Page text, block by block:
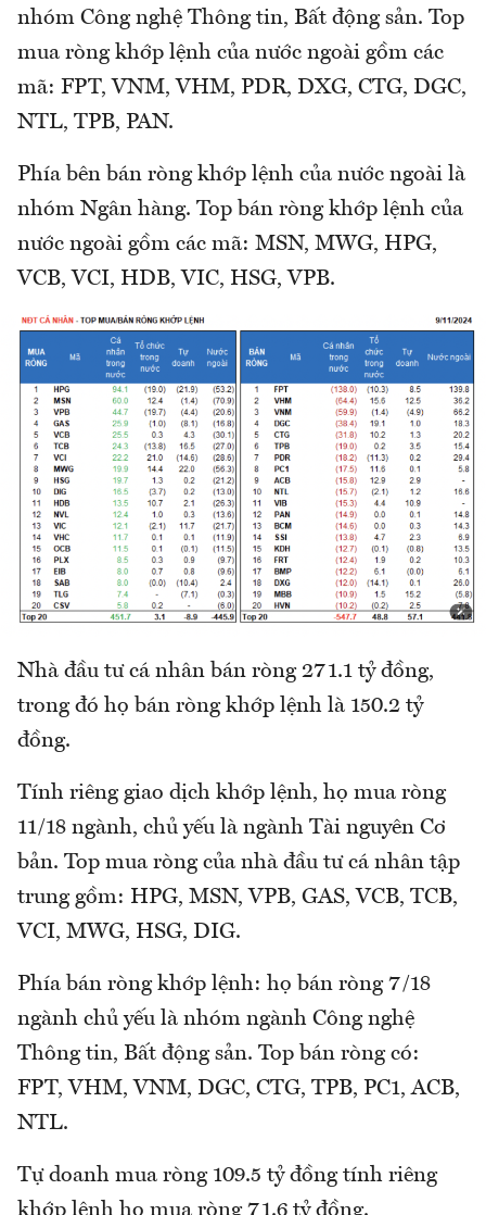
nhóm Công nghệ Thông tin, Bất động sản. Top
mua ròng khớp lệnh của nước ngoài gồm các
mã: FPT, VNM, VHM, PDR, DXG, CTG, DGC,
NTL, TPB, PAN.
Phía bên bán ròng khớp lệnh của nước ngoài là
nhóm Ngân hàng. Top bán ròng khớp lệnh của
nước ngoài gồm các mã: MSN, MWG, HPG,
VCB, VCI, HDB, VIC, HSG, VPB.
Nhà đầu tư cá nhân bán ròng 271.1 tỷ đồng,
trong đó họ bán ròng khớp lệnh là 150.2 tỷ
đồng.
Tính riêng giao dịch khớp lệnh, họ mua ròng
11/18 ngành, chủ yếu là ngành Tài nguyên Cơ
bản. Top mua ròng của nhà đầu tư cá nhân tập
trung gồm: HPG, MSN, VPB, GAS, VCB, TCB,
VCI, MWG, HSG, DIG.
Phía bán ròng khớp lệnh: họ bán ròng 7/18
ngành chủ yếu là nhóm ngành Công nghệ
Thông tin, Bất động sản. Top bán ròng có:
FPT, VHM, VNM, DGC, CTG, TPB, PC1, ACB,
NTL.
Tự doanh mua ròng 109.5 tỷ đồng tính riêng
khớp lệnh họ mua ròng 71.6 tỷ đồng.